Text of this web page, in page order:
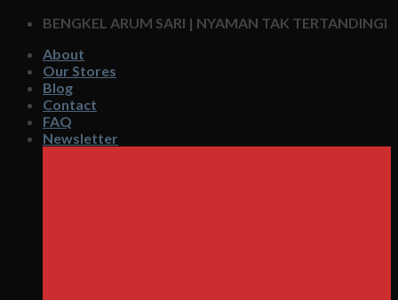
Skip
content
BENGKEL ARUM SARI | NYAMAN TAK TERTANDINGI
About
Our Stores
Blog
Contact
FAQ
Newsletter